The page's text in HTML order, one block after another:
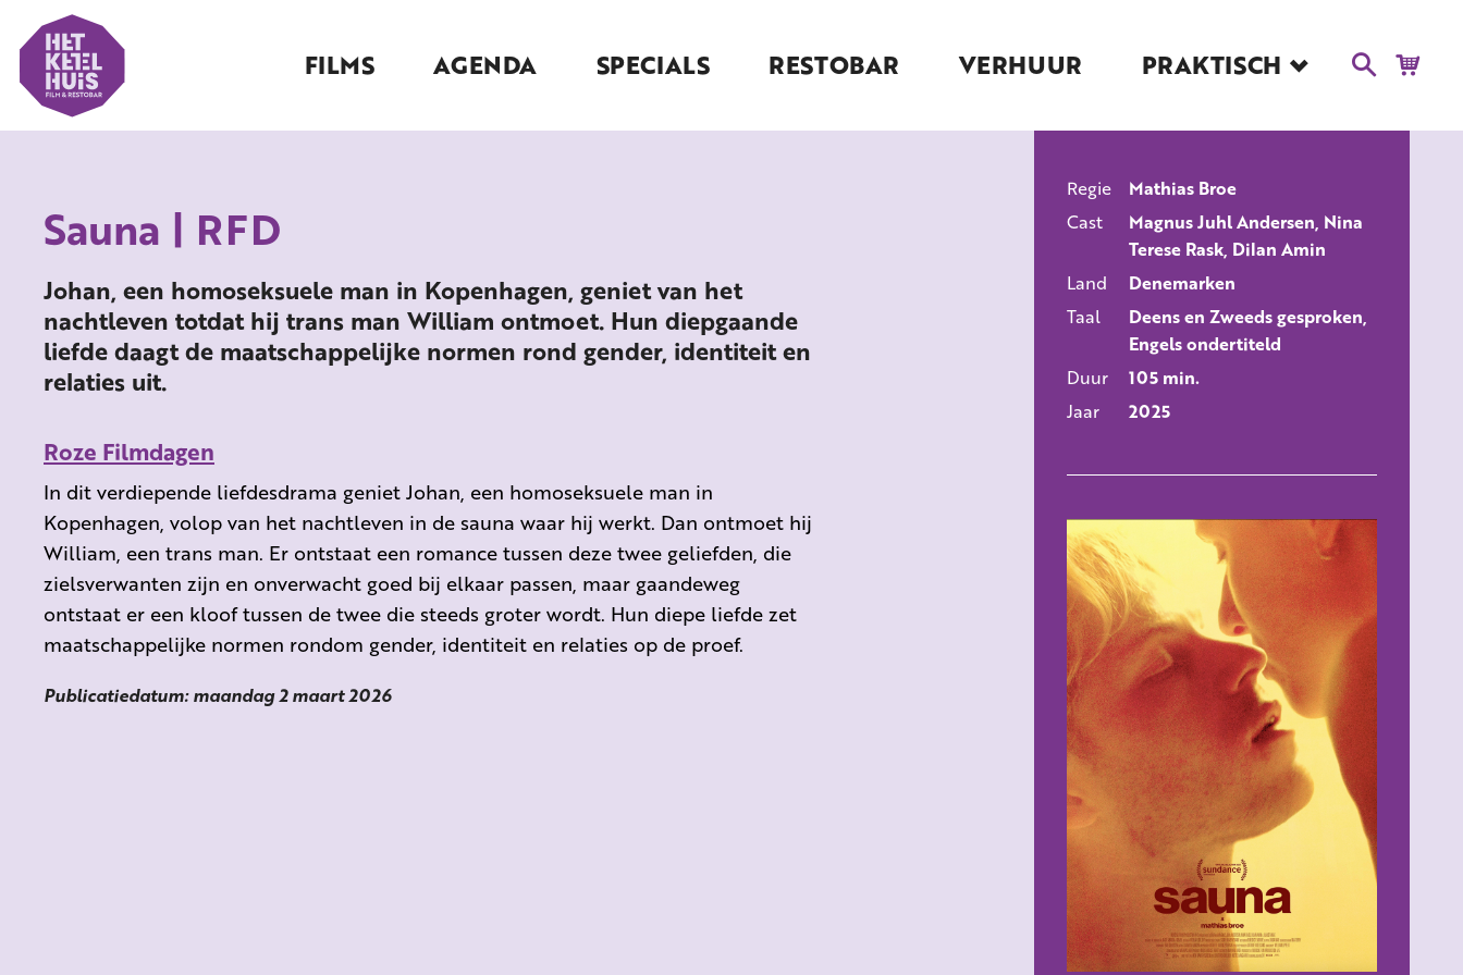
FILMS AGENDA SPECIALS RESTOBAR VERHUUR PRAKTISCH
Blog
Educatie
Kaartverkoop en
Tarieven
Over Het Ketelhuis
Vacatures
Sauna | RFD
Johan, een homoseksuele man in Kopenhagen, geniet van het
nachtleven totdat hij trans man William ontmoet. Hun diepgaande
liefde daagt de maatschappelijke normen rond gender, identiteit en
relaties uit.
Roze Filmdagen
In dit verdiepende liefdesdrama geniet Johan, een homoseksuele man in
Kopenhagen, volop van het nachtleven in de sauna waar hij werkt. Dan ontmoet hij
William, een trans man. Er ontstaat een romance tussen deze twee geliefden, die
zielsverwanten zijn en onverwacht goed bij elkaar passen, maar gaandeweg
ontstaat er een kloof tussen de twee die steeds groter wordt. Hun diepe liefde zet
maatschappelijke normen rondom gender, identiteit en relaties op de proef.
Publicatiedatum: maandag 2 maart 2026
ALLE FILMS
Regie
Mathias Broe
Cast
Magnus Juhl Andersen, Nina
Terese Rask, Dilan Amin
Land
Denemarken
Taal
Deens en Zweeds gesproken,
Engels ondertiteld
Duur
105 min.
Jaar
2025